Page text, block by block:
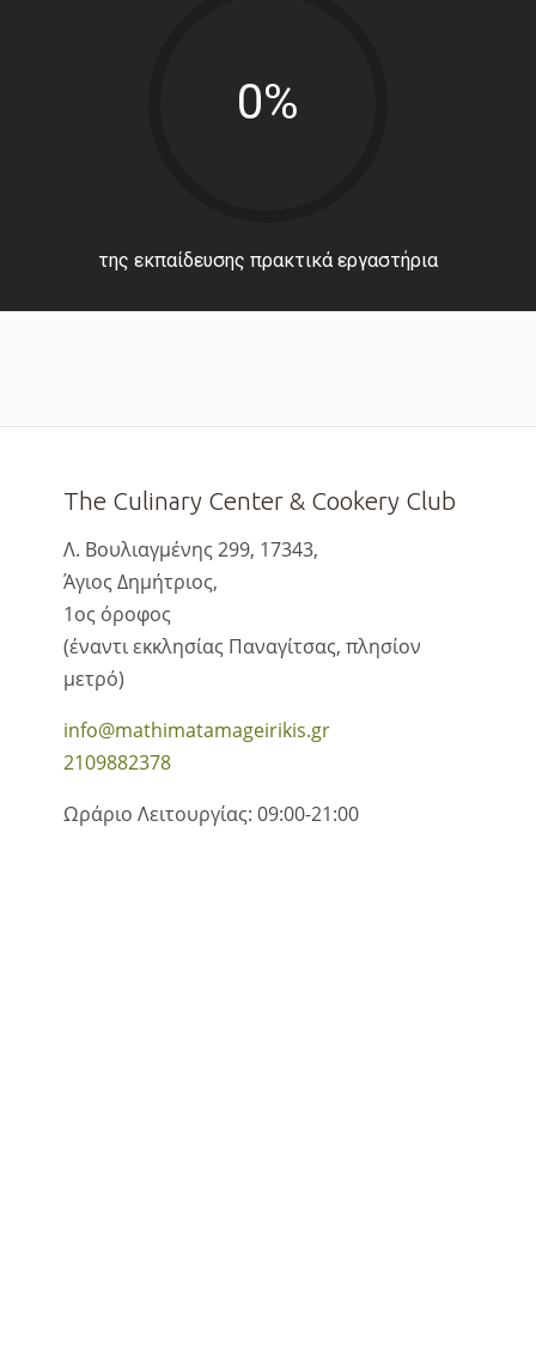
0%
της εκπαίδευσης πρακτικά εργαστήρια
The Culinary Center & Cookery Club
Λ. Βουλιαγμένης 299, 17343,
Άγιος Δημήτριος,
1ος όροφος
(έναντι εκκλησίας Παναγίτσας, πλησίον
μετρό)
info@mathimatamageirikis.gr
2109882378
Ωράριο Λειτουργίας: 09:00-21:00